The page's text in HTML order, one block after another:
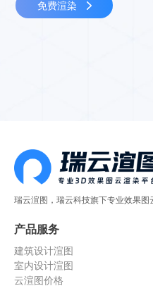
免费渲染
瑞云渲图，瑞云科技旗下专业效果图
产品服务
建筑设计渲图
室内设计渲图
云渲图价格